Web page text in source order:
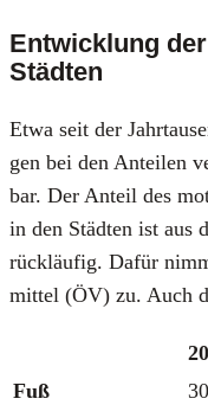
Entwicklung
Städten
Etwa seit der
gen bei den Antei­len
bar. Der Anteil des
in den Städ­ten ist aus
rück­läu­fig. Dafür
mit­tel (ÖV) zu. Auch
Fuß